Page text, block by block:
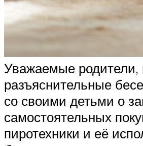
Уважаемые родители,
разъяснительные
со своими детьми о
самостоятельных
пиротехники и её